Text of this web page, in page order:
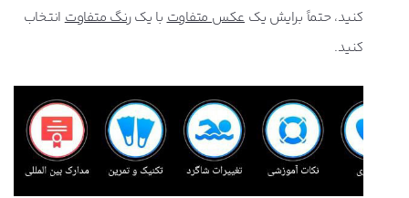
کنید، حتماً برایش یک عکس متفاوتبا یکرنگ متفاوتانتخاب
کنید.